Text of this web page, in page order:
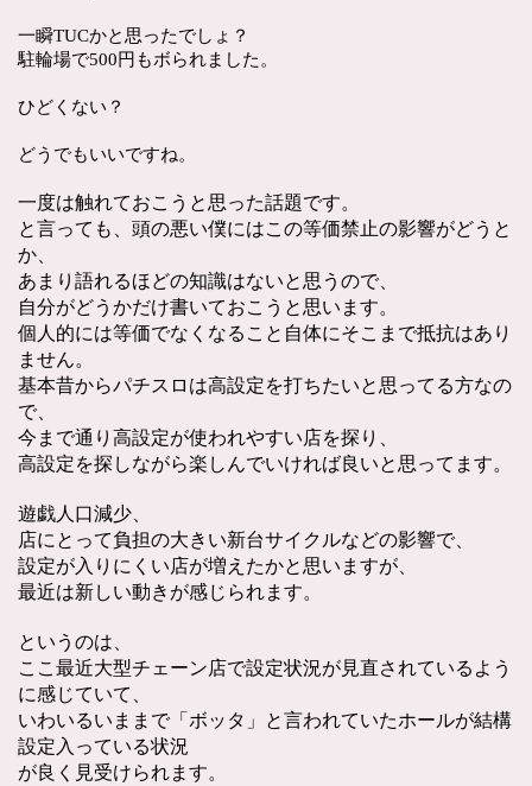
一瞬TUCかと思ったでしょ？
駐輪場で500円もボられました。
ひどくない？
どうでもいいですね。
一度は触れておこうと思った話題です。
と言っても、頭の悪い僕にはこの等価禁止の影響がどうと
か、
あまり語れるほどの知識はないと思うので、
自分がどうかだけ書いておこうと思います。
個人的には等価でなくなること自体にそこまで抵抗はあり
ません。
基本昔からパチスロは高設定を打ちたいと思ってる方なの
で、
今まで通り高設定が使われやすい店を探り、
高設定を探しながら楽しんでいければ良いと思ってます。
遊戯人口減少、
店にとって負担の大きい新台サイクルなどの影響で、
設定が入りにくい店が増えたかと思いますが、
最近は新しい動きが感じられます。
というのは、
ここ最近大型チェーン店で設定状況が見直されているよう
に感じていて、
いわいるいままで「ボッタ」と言われていたホールが結構
設定入っている状況
が良く見受けられます。